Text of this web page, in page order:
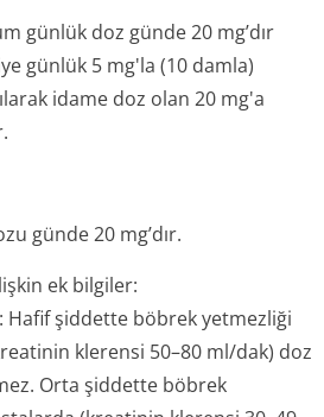
günlük doz günde 20 mg’dır
günlük 5 mg'la (10 damla)
idame doz olan 20 mg'a
günde 20 mg’dır.
ek bilgiler:
Hafif şiddette böbrek yetmezliği
klerensi 50–80 ml/dak) doz
Orta şiddette böbrek